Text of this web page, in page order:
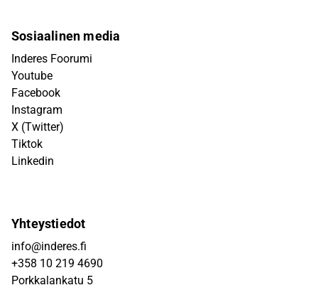
Sosiaalinen media
Inderes Foorumi
Youtube
Facebook
Instagram
X (Twitter)
Tiktok
Linkedin
Yhteystiedot
info@inderes.fi
+358 10 219 4690
Porkkalankatu 5